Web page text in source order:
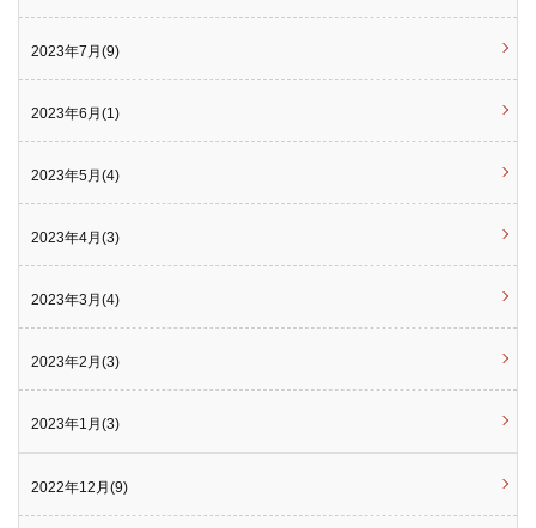
2023年7月(9)
2023年6月(1)
2023年5月(4)
2023年4月(3)
2023年3月(4)
2023年2月(3)
2023年1月(3)
2022年12月(9)